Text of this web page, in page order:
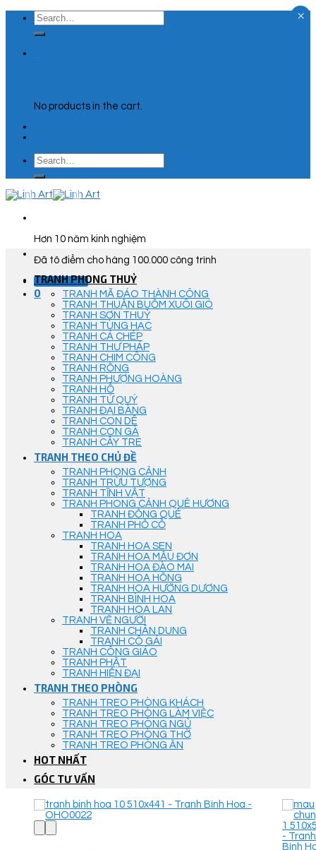
Skip
content
Search
for:
No products in the cart.
Search
for:
Hơn 10 năm kinh nghiệm
Đã tô điểm cho hàng 100.000 công trình
Góc Tư Vấn
0
TRANH PHONG THUỶ
TRANH MÃ ĐÁO THÀNH CÔNG
TRANH THUẬN BUỒM XUÔI GIÓ
TRANH SƠN THUỶ
TRANH TÙNG HẠC
TRANH CÁ CHÉP
TRANH THƯ PHÁP
TRANH CHIM CÔNG
TRANH RỒNG
TRANH PHƯỢNG HOÀNG
TRANH HỔ
TRANH TỨ QUÝ
TRANH ĐẠI BÀNG
TRANH CON DÊ
TRANH CON GÀ
TRANH CÂY TRE
TRANH THEO CHỦ ĐỀ
TRANH PHONG CẢNH
TRANH TRỪU TƯỢNG
TRANH TĨNH VẬT
TRANH PHONG CẢNH QUÊ HƯƠNG
TRANH ĐỒNG QUÊ
TRANH PHỐ CỔ
TRANH HOA
TRANH HOA SEN
TRANH HOA MẪU ĐƠN
TRANH HOA ĐÀO MAI
TRANH HOA HỒNG
TRANH HOA HƯỚNG DƯƠNG
TRANH BÌNH HOA
TRANH HOA LAN
TRANH VẼ NGƯỜI
TRANH CHÂN DUNG
TRANH CÔ GÁI
TRANH CÔNG GIÁO
TRANH PHẬT
TRANH HIỆN ĐẠI
TRANH THEO PHÒNG
TRANH TREO PHÒNG KHÁCH
TRANH TREO PHÒNG LÀM VIỆC
TRANH TREO PHÒNG NGỦ
TRANH TREO PHÒNG THỜ
TRANH TREO PHÒNG ĂN
HOT NHẤT
GÓC TƯ VẤN
×